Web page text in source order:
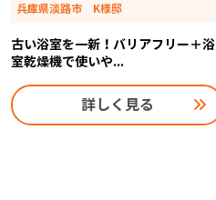
兵庫県淡路市 K様邸
古い浴室を一新！バリアフリー＋浴
室乾燥機で使いや...
詳しく見る